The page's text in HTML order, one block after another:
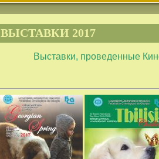
ВЫСТАВКИ 2017
Выставки, проведенные